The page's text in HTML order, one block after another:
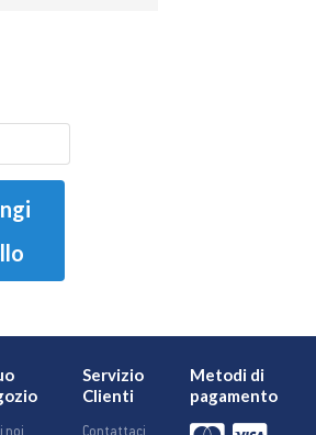
noi
Servizio
Clienti
Contattaci
Metodi di
pagamento